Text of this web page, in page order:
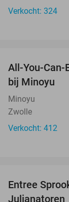
Verkocht: 324
All-You-Can-
bij Minoyu
Minoyu
Zwolle
Verkocht: 412
Entree
Julianatoren